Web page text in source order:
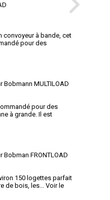
convoyeur à bande, cet
pour des
MULTILOAD
pour des
à grande. Il est
FRONTLOAD
150 logettes parfait
de bois, les...
Voir le